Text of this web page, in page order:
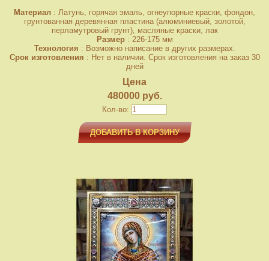
Материал : Латунь, горячая эмаль, огнеупорные краски, фондон,
грунтованная деревянная пластина (алюминиевый, золотой,
перламутровый грунт), масляные краски, лак
Размер: 226-175 мм
Технология : Возможно написание в других размерах.
Срок изготовления : Нет в наличии. Срок изготовления на заказ 30
дней
Цена
480000 руб.
Кол-во:
ДОБАВИТЬ В КОРЗИНУ